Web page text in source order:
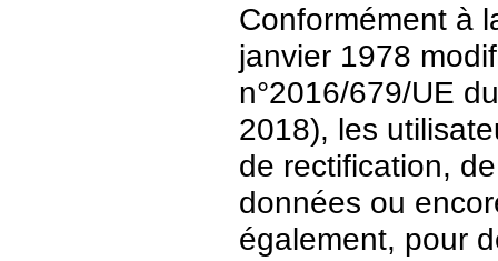
Conformément à
janvier 1978
n°2016/679/UE
2018), les
de rectification,
données ou
également, pour